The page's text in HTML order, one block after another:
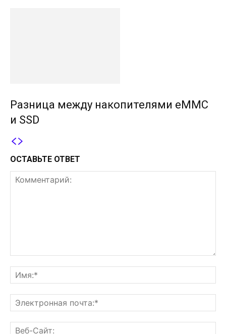
Разница между накопителями eMMC
и SSD
ОСТАВЬТЕ ОТВЕТ